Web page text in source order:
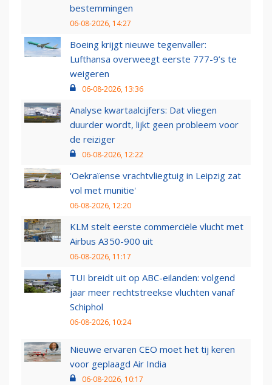
bestemmingen
06-08-2026, 14:27
Boeing krijgt nieuwe tegenvaller:
Lufthansa overweegt eerste 777-9’s te
weigeren
06-08-2026, 13:36
Analyse kwartaalcijfers: Dat vliegen
duurder wordt, lijkt geen probleem voor
de reiziger
06-08-2026, 12:22
'Oekraïense vrachtvliegtuig in Leipzig zat
vol met munitie'
06-08-2026, 12:20
KLM stelt eerste commerciële vlucht met
Airbus A350-900 uit
06-08-2026, 11:17
TUI breidt uit op ABC-eilanden: volgend
jaar meer rechtstreekse vluchten vanaf
Schiphol
06-08-2026, 10:24
Nieuwe ervaren CEO moet het tij keren
voor geplaagd Air India
06-08-2026, 10:17